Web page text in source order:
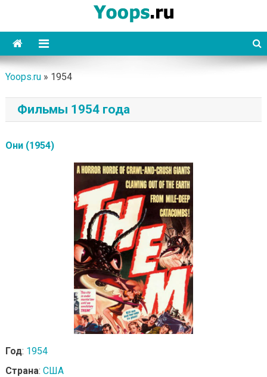
content
Yoops
Yoops.ru» 1954
Фильмы 1954 года
Они (1954)
Год: 1954
Страна: США